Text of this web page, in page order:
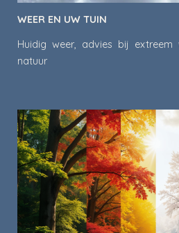
WEER EN UW TUIN
Huidig weer, advies bij
natuur